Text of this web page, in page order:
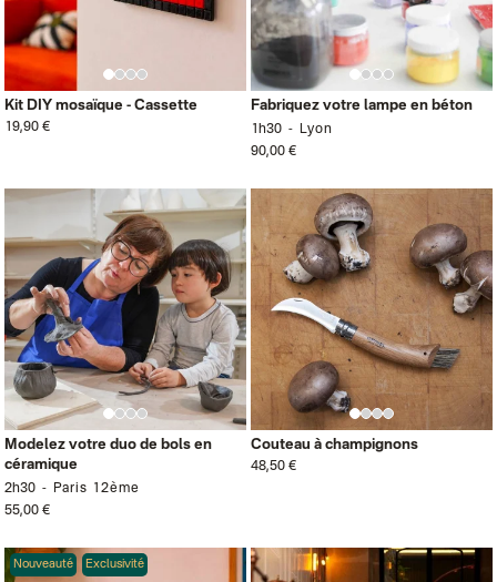
Kit DIY mosaïque - Cassette
19,90 €
Fabriquez votre lampe en béton
1h30
Lyon
90,00 €
Modelez votre duo de bols en
céramique
2h30
Paris 12ème
55,00 €
Couteau à champignons
48,50 €
Nouveauté Exclusivité